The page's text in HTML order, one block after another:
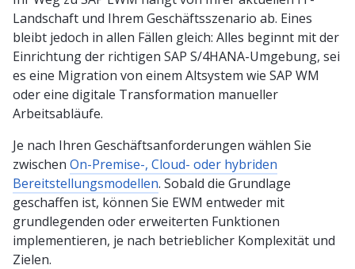
Landschaft und Ihrem Geschäftsszenario ab. Eines
bleibt jedoch in allen Fällen gleich: Alles beginnt mit der
Einrichtung der richtigen SAP S/4HANA-Umgebung, sei
es eine Migration von einem Altsystem wie SAP WM
oder eine digitale Transformation manueller
Arbeitsabläufe.
Je nach Ihren Geschäftsanforderungen wählen Sie
zwischen On-Premise-, Cloud- oder hybriden
Bereitstellungsmodellen. Sobald die Grundlage
geschaffen ist, können Sie EWM entweder mit
grundlegenden oder erweiterten Funktionen
implementieren, je nach betrieblicher Komplexität und
Zielen.